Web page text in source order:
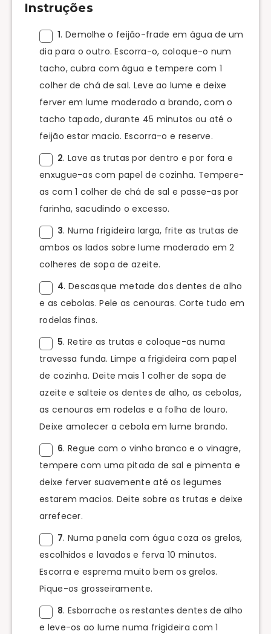
Instruções
1. Demolhe o feijão-frade em água de um
dia para o outro. Escorra-o, coloque-o num
tacho, cubra com água e tempere com 1
colher de chá de sal. Leve ao lume e deixe
ferver em lume moderado a brando, com o
tacho tapado, durante 45 minutos ou até o
feijão estar macio. Escorra-o e reserve.
2. Lave as trutas por dentro e por fora e
enxugue-as com papel de cozinha. Tempere-
as com 1 colher de chá de sal e passe-as por
farinha, sacudindo o excesso.
3. Numa frigideira larga, frite as trutas de
ambos os lados sobre lume moderado em 2
colheres de sopa de azeite.
4. Descasque metade dos dentes de alho
e as cebolas. Pele as cenouras. Corte tudo em
rodelas finas.
5. Retire as trutas e coloque-as numa
travessa funda. Limpe a frigideira com papel
de cozinha. Deite mais 1 colher de sopa de
azeite e salteie os dentes de alho, as cebolas,
as cenouras em rodelas e a folha de louro.
Deixe amolecer a cebola em lume brando.
6. Regue com o vinho branco e o vinagre,
tempere com uma pitada de sal e pimenta e
deixe ferver suavemente até os legumes
estarem macios. Deite sobre as trutas e deixe
arrefecer.
7. Numa panela com água coza os grelos,
escolhidos e lavados e ferva 10 minutos.
Escorra e esprema muito bem os grelos.
Pique-os grosseiramente.
8. Esborrache os restantes dentes de alho
e leve-os ao lume numa frigideira com 1